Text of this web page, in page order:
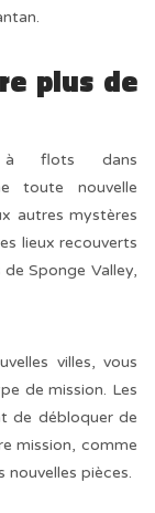
plus de
à flots dans
toute nouvelle
autres mystères
lieux recouverts
Sponge Valley,
villes, vous
de mission. Les
de débloquer de
mission, comme
nouvelles pièces.